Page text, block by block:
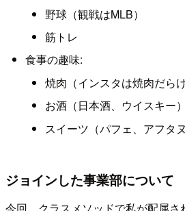
野球（観戦はMLB）
筋トレ
食事の趣味:
焼肉（インスタは焼肉だらけ
お酒（日本酒、ウイスキー）
スイーツ（パフェ、アフタ
ジョインした事業部について